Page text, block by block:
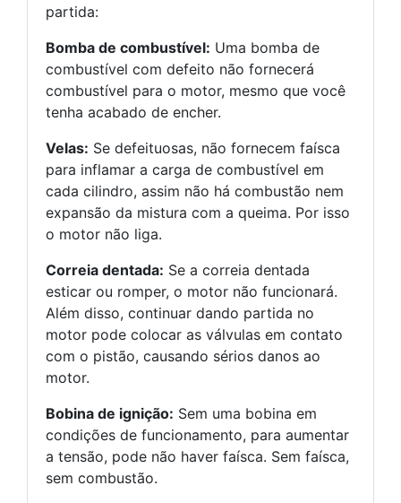
partida:
Bomba de combustível: Uma bomba de
combustível com defeito não fornecerá
combustível para o motor, mesmo que você
tenha acabado de encher.
Velas: Se defeituosas, não fornecem faísca
para inflamar a carga de combustível em
cada cilindro, assim não há combustão nem
expansão da mistura com a queima. Por isso
o motor não liga.
Correia dentada: Se a correia dentada
esticar ou romper, o motor não funcionará.
Além disso, continuar dando partida no
motor pode colocar as válvulas em contato
com o pistão, causando sérios danos ao
motor.
Bobina de ignição: Sem uma bobina em
condições de funcionamento, para aumentar
a tensão, pode não haver faísca. Sem faísca,
sem combustão.